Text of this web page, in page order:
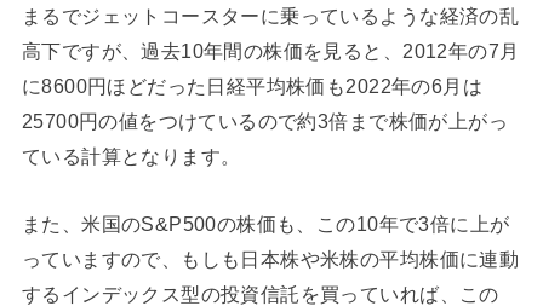
まるでジェットコースターに乗っているような経済の乱
高下ですが、過去10年間の株価を見ると、2012年の7月
に8600円ほどだった日経平均株価も2022年の6月は
25700円の値をつけているので約3倍まで株価が上がっ
ている計算となります。
また、米国のS&P500の株価も、この10年で3倍に上が
っていますので、もしも日本株や米株の平均株価に連動
するインデックス型の投資信託を買っていれば、この